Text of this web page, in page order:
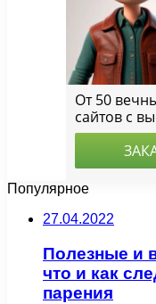
Популярное
27.04.2022
Полезные и
что и как
парения